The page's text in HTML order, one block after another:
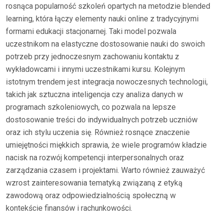
rosnąca popularność szkoleń opartych na metodzie blended
learning, która łączy elementy nauki online z tradycyjnymi
formami edukacji stacjonarnej. Taki model pozwala
uczestnikom na elastyczne dostosowanie nauki do swoich
potrzeb przy jednoczesnym zachowaniu kontaktu z
wykładowcami i innymi uczestnikami kursu. Kolejnym
istotnym trendem jest integracja nowoczesnych technologii,
takich jak sztuczna inteligencja czy analiza danych w
programach szkoleniowych, co pozwala na lepsze
dostosowanie treści do indywidualnych potrzeb uczniów
oraz ich stylu uczenia się. Również rosnące znaczenie
umiejętności miękkich sprawia, że wiele programów kładzie
nacisk na rozwój kompetencji interpersonalnych oraz
zarządzania czasem i projektami. Warto również zauważyć
wzrost zainteresowania tematyką związaną z etyką
zawodową oraz odpowiedzialnością społeczną w
kontekście finansów i rachunkowości.